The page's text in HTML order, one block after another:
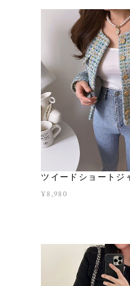
ツイードショート
¥8,980